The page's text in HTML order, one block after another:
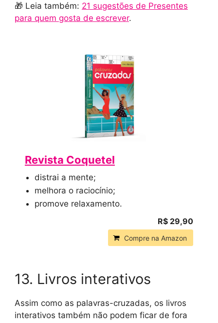
🎁 Leia também: 21 sugestões de Presentes
para quem gosta de escrever.
Revista Coquetel
distrai a mente;
melhora o raciocínio;
promove relaxamento.
R$ 29,90
Compre na Amazon
13. Livros interativos
Assim como as palavras-cruzadas, os livros
interativos também não podem ficar de fora